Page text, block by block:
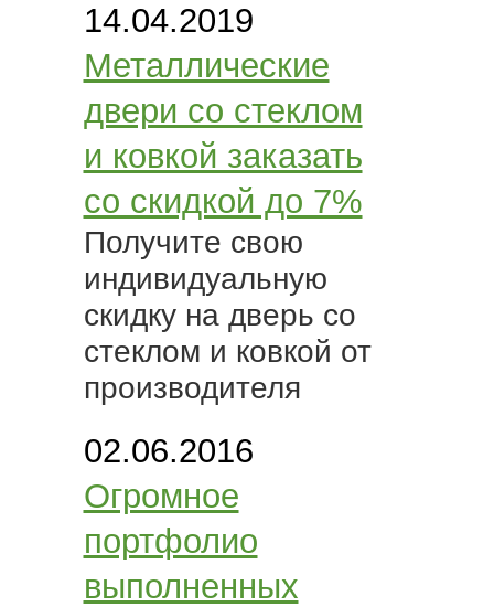
14.04.2019
Металлические
двери со стеклом
и ковкой заказать
со скидкой до 7%
Получите свою
индивидуальную
скидку на дверь со
стеклом и ковкой от
производителя
02.06.2016
Огромное
портфолио
выполненных